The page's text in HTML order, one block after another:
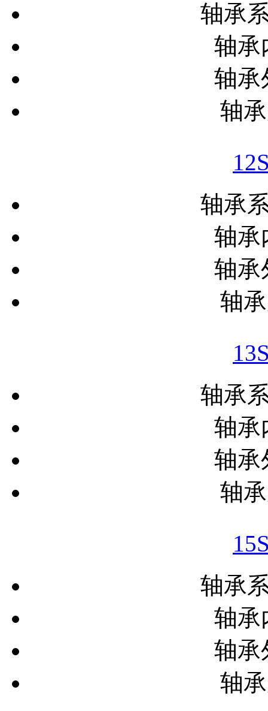
轴承
轴承
轴承
轴
轴承
轴承
轴承
轴
轴承
轴承
轴承
轴
轴承
轴承
轴承
轴